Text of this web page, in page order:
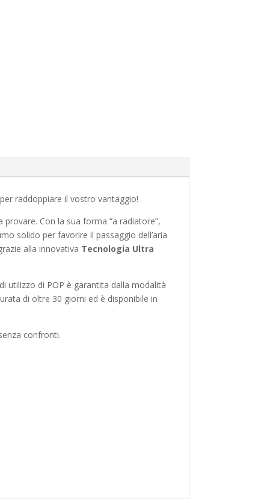
raddoppiare il vostro vantaggio!
Con la sua forma “a radiatore”,
solido per favorire il passaggio dell’aria
alla innovativa Tecnologia Ultra
utilizzo di POP è garantita dalla modalità
di oltre 30 giorni ed è disponibile in
confronti.